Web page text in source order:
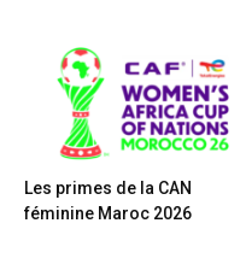
Les primes de la CAN
féminine Maroc 2026